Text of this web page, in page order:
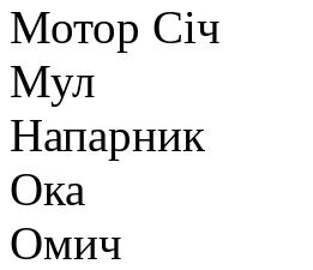
Мотор Сiч
Мул
Напарник
Ока
Омич